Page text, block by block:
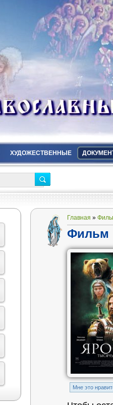
ХУДОЖЕСТВЕННЫЕ
Главная »
Фильм
Mне это